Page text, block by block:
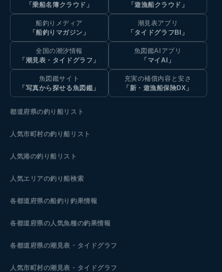
「乗船名簿クラウド」
「遊漁船クラウド」
船釣りメディア
「船釣りマガジン」
潮見表アプリ
「タイドグラフBI」
全国の潮汐情報
「潮見表・タイドグラフ」
魚図鑑AIアプリ
「マイAI」
魚図鑑サイト
「写真から探せる魚図鑑」
充実の補償内容と安さ
「新・遊漁船保険DX」
都道府県の釣り船リスト
人気市町村の釣り船リスト
人気港の釣り船リスト
人気エリアの釣り船検索
各都道府県の船釣り釣果情報
各都道府県の人気魚種の釣果情報
各都道府県の潮見表 ・タイドグラフ
人気市町村の潮見表・タイドグラフ